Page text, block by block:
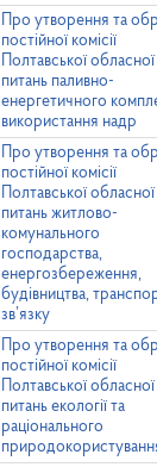
Про утворення та
постійної комісії
Полтавської
питань паливно-
енергетичного
використання надр
Про утворення та
постійної комісії
Полтавської
питань житлово-
комунального
господарства,
енергозбереження,
будівництва,
зв’язку
Про утворення та
постійної комісії
Полтавської
питань екології та
раціонального